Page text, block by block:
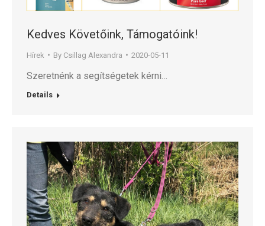
Kedves Követőink, Támogatóink!
Hírek By Csillag Alexandra 2020-05-11
Szeretnénk a segítségetek kérni…
Details